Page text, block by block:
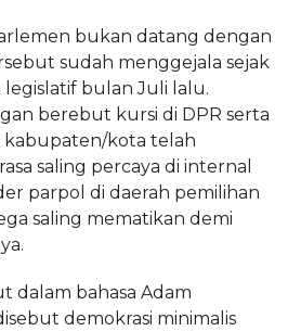
bukan datang dengan
sudah menggejala sejak
bulan Juli lalu.
berebut kursi di DPR serta
kabupaten/kota telah
saling percaya di internal
parpol di daerah pemilihan
saling mematikan demi
dalam bahasa Adam
demokrasi minimalis